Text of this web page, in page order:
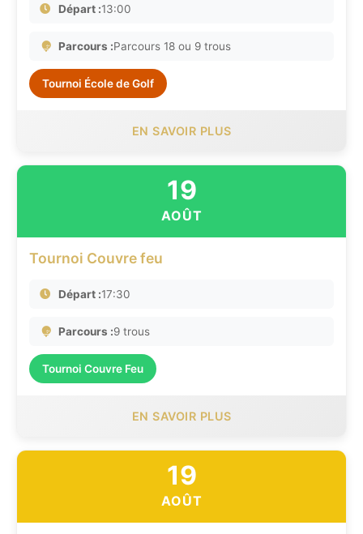
Départ :13:00
Parcours :Parcours 18 ou 9 trous
Tournoi École de Golf
EN SAVOIR PLUS
19
AOÛT
Tournoi Couvre feu
Départ :17:30
Parcours :9 trous
Tournoi Couvre Feu
EN SAVOIR PLUS
19
AOÛT